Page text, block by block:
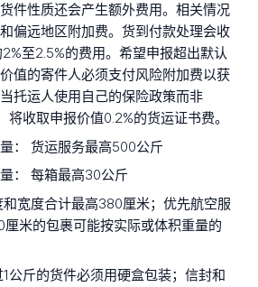
件性质还会产生额外费用。相关情况
偏远地区附加费。货到付款处理会收
至2.5%的费用。希望申报超出默认
值的寄件人必须支付风险附加费以获
托运人使用自己的保险政策而非
将收取申报价值0.2%的货运证书费。
：
货运服务最高500公斤
：
每箱最高30公斤
和宽度合计最高380厘米；优先航空服
厘米的包裹可能按实际或体积重量的
1公斤的货件必须用硬盒包装；信封和